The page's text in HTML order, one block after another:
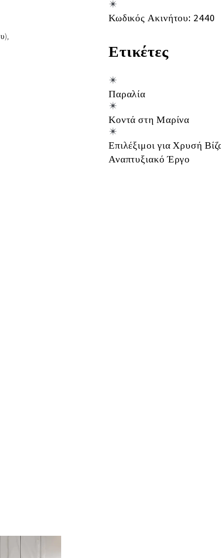
Κωδικός Ακινήτου: 2440
Ετικέτες
Παραλία
Κοντά στη Μαρίνα
Επιλέξιμοι για Χρυσή
Αναπτυξιακό Έργο